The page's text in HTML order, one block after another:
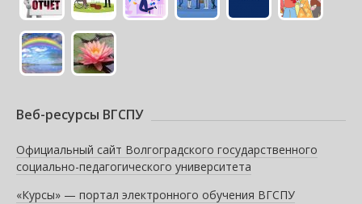
Веб-ресурсы ВГСПУ
Официальный сайт Волгоградского государственного
социально-педагогического университета
«Курсы» — портал электронного обучения ВГСПУ